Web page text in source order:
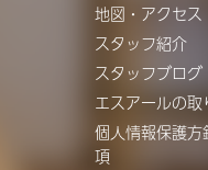
地図・アクセス
スタッフ紹介
スタッフブログ
エスアールの取
個人情報保護
項